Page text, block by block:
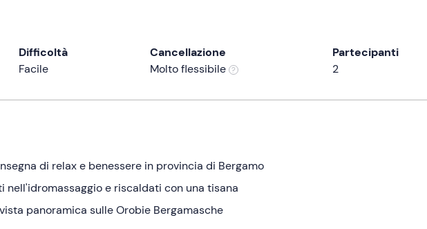
Difficoltà
Facile
Cancellazione
Molto flessibile
Partecipanti
2
di relax e benessere in provincia di Bergamo
nell'idromassaggio e riscaldati con una tisana
panoramica sulle Orobie Bergamasche